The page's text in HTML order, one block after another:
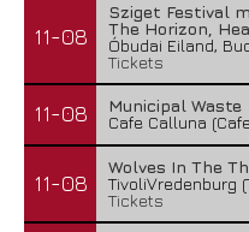
11-08
Sziget Festival
The Horizon,
Óbudai Eiland,
Tickets
11-08
Municipal Waste
Cafe Calluna
11-08
Wolves In The
TivoliVredenburg
Tickets